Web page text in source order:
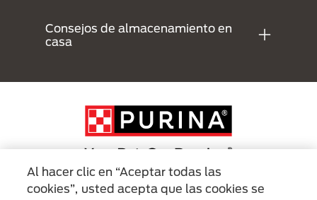
Consejos de almacenamiento en
casa
Menu Footer Secundario Purina
Al hacer clic en “Aceptar todas las
cookies”, usted acepta que las cookies se